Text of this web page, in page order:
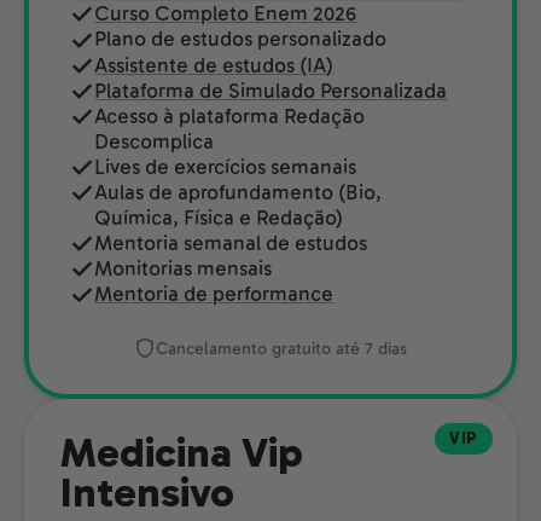
Curso Completo Enem 2026
Plano de estudos personalizado
Assistente de estudos (IA)
Plataforma de Simulado Personalizada
Acesso à plataforma Redação
Descomplica
Lives de exercícios semanais
Aulas de aprofundamento (Bio,
Química, Física e Redação)
Mentoria semanal de estudos
Monitorias mensais
Mentoria de performance
Cancelamento gratuito até 7 dias
VIP
Medicina Vip
Intensivo